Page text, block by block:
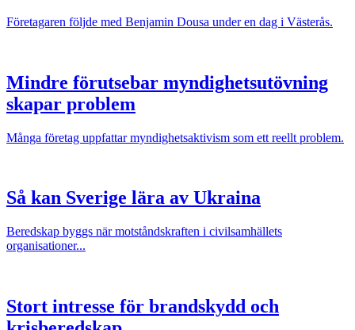
Företagaren följde med Benjamin Dousa under en dag i Västerås.
Mindre förutsebar myndighetsutövning
skapar problem
Många företag uppfattar myndighetsaktivism som ett reellt problem.
Så kan Sverige lära av Ukraina
Beredskap byggs när motståndskraften i civilsamhällets
organisationer...
Stort intresse för brandskydd och